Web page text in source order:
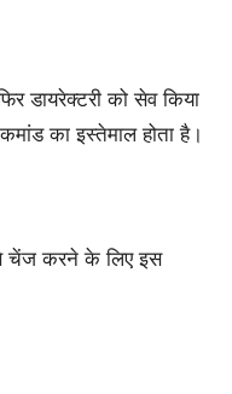
डायरेक्टरी को सेव किया
का इस्तेमाल होता है।
चेंज करने के लिए इस